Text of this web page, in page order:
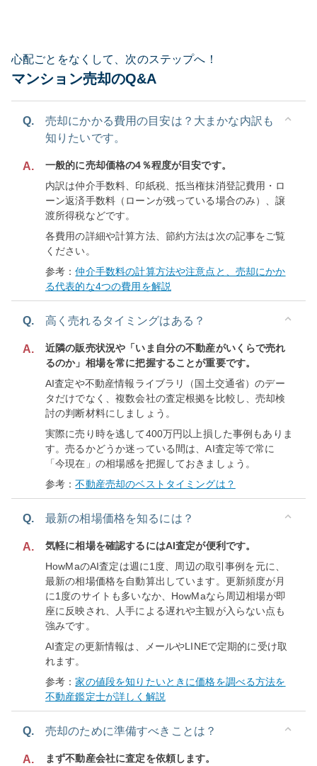
心配ごとをなくして、次のステップへ！
マンション売却のQ&A
Q.
売却にかかる費用の目安は？大まかな内訳も
知りたいです。
A.
一般的に売却価格の4％程度が目安です。
内訳は仲介手数料、印紙税、抵当権抹消登記費用・ロ
ーン返済手数料（ローンが残っている場合のみ）、譲
渡所得税などです。
各費用の詳細や計算方法、節約方法は次の記事をご覧
ください。
参考：仲介手数料の計算方法や注意点と、売却にかか
る代表的な4つの費用を解説
Q. 高く売れるタイミングはある？
A.
近隣の販売状況や「いま自分の不動産がいくらで売れ
るのか」相場を常に把握することが重要です。
AI査定や不動産情報ライブラリ（国土交通省）のデー
タだけでなく、複数会社の査定根拠を比較し、売却検
討の判断材料にしましょう。
実際に売り時を逃して400万円以上損した事例もありま
す。売るかどうか迷っている間は、AI査定等で常に
「今現在」の相場感を把握しておきましょう。
参考：不動産売却のベストタイミングは？
Q. 最新の相場価格を知るには？
A.
気軽に相場を確認するにはAI査定が便利です。
HowMaのAI査定は週に1度、周辺の取引事例を元に、
最新の相場価格を自動算出しています。更新頻度が月
に1度のサイトも多いなか、HowMaなら周辺相場が即
座に反映され、人手による遅れや主観が入らない点も
強みです。
AI査定の更新情報は、メールやLINEで定期的に受け取
れます。
参考：家の値段を知りたいときに価格を調べる方法を
不動産鑑定士が詳しく解説
Q. 売却のために準備すべきことは？
A.
まず不動産会社に査定を依頼します。